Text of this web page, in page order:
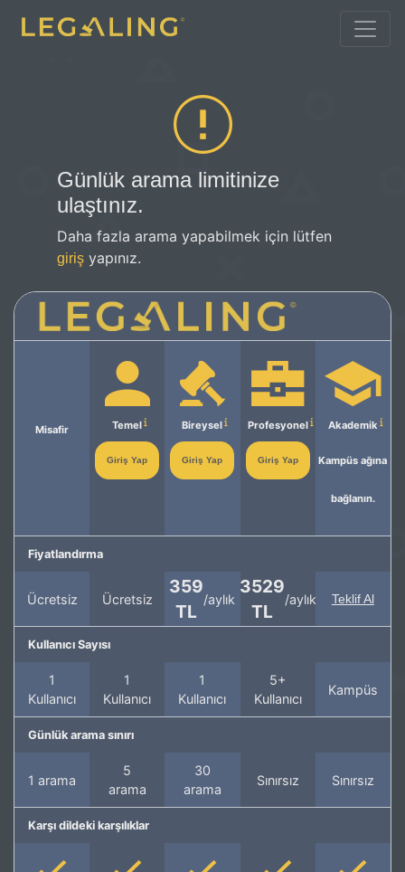
Günlük arama limitinize
ulaştınız.
Daha fazla arama yapabilmek için lütfen
giriş yapınız.
Misafir Temel
Giriş Yap
Bireysel
Giriş Yap
Profesyonel
Giriş Yap
Akademik
Kampüs ağına
bağlanın.
Fiyatlandırma
Ücretsiz Ücretsiz
359
TL
/aylık
3529
TL
/aylık Teklif Al
Kullanıcı Sayısı
1
Kullanıcı
1
Kullanıcı
1
Kullanıcı
5+
Kullanıcı
Kampüs
Günlük arama sınırı
1 arama
5
arama
30
arama
Sınırsız Sınırsız
Karşı dildeki karşılıklar